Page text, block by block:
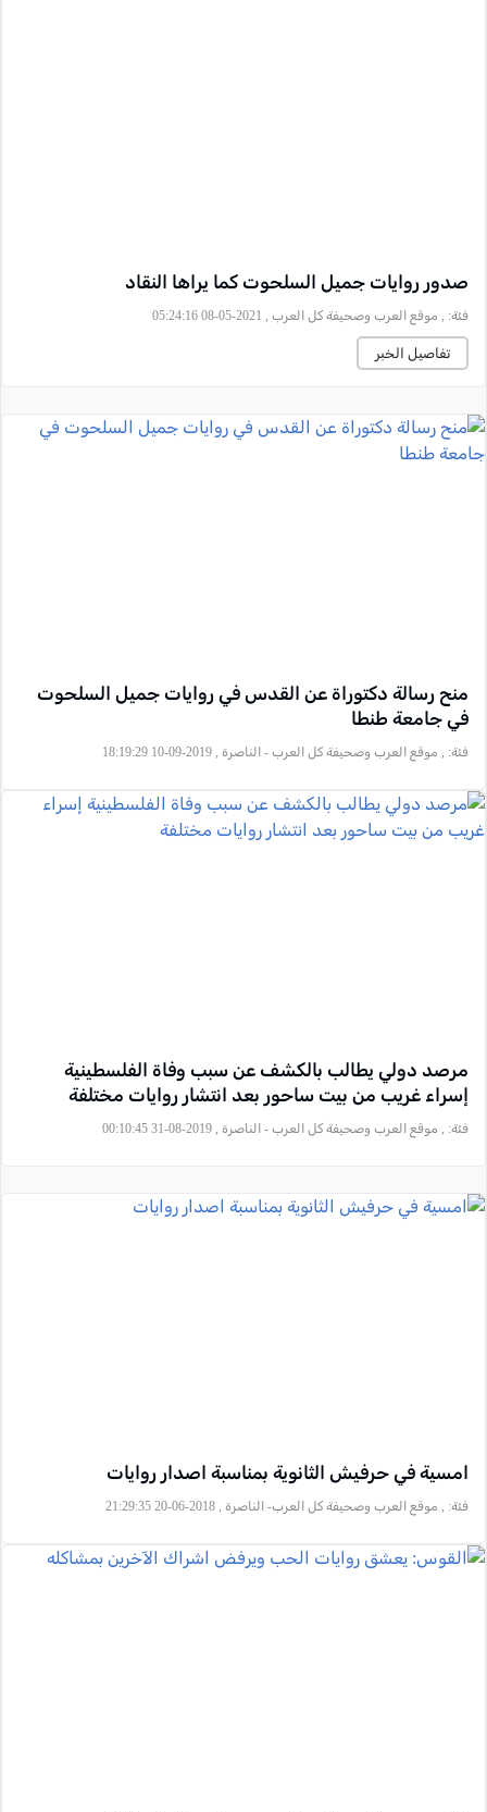
صدور روايات جميل السلحوت كما يراها النقاد
فئة: , موقع العرب وصحيفة كل العرب , 2021-05-08 05:24:16
تفاصيل الخبر
منح رسالة دكتوراة عن القدس في روايات جميل السلحوت
في جامعة طنطا
فئة: , موقع العرب وصحيفة كل العرب - الناصرة , 2019-09-10 18:19:29
مرصد دولي يطالب بالكشف عن سبب وفاة الفلسطينية
إسراء غريب من بيت ساحور بعد انتشار روايات مختلفة
فئة: , موقع العرب وصحيفة كل العرب - الناصرة , 2019-08-31 00:10:45
امسية في حرفيش الثانوية بمناسبة اصدار روايات
فئة: , موقع العرب وصحيفة كل العرب- الناصرة , 2018-06-20 21:29:35